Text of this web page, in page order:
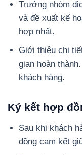
Trưởng nhóm
và đề xuất kế
hợp nhất.
Giới thiệu chi
gian hoàn
khách hàng.
Ký kết hợp
Sau khi khách
đồng cam kết